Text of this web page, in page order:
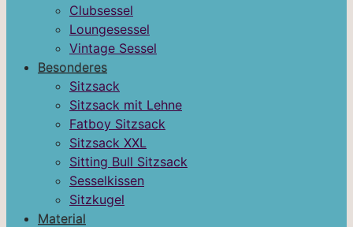
Clubsessel
Loungesessel
Vintage Sessel
Besonderes
Sitzsack
Sitzsack mit Lehne
Fatboy Sitzsack
Sitzsack XXL
Sitting Bull Sitzsack
Sesselkissen
Sitzkugel
Material